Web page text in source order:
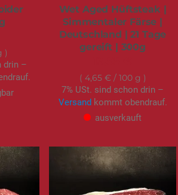
drin –
Wet Aged Hüftsteak |
Simmentaler Färse |
Deutschland | 21 Tage
gereift | 300g
4,65 €/ 100 g
7% USt. sind schon drin –
Versandkommt obendrauf.
ausverkauft